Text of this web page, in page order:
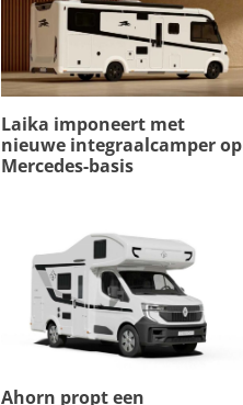
Laika imponeert met
nieuwe integraalcamper op
Mercedes-basis
Ahorn propt een